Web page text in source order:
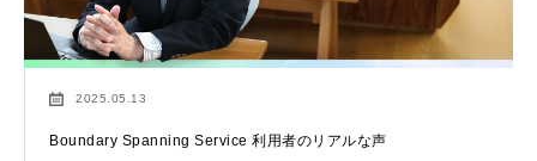
2025.05.13
Boundary Spanning Service 利用者のリアルな声